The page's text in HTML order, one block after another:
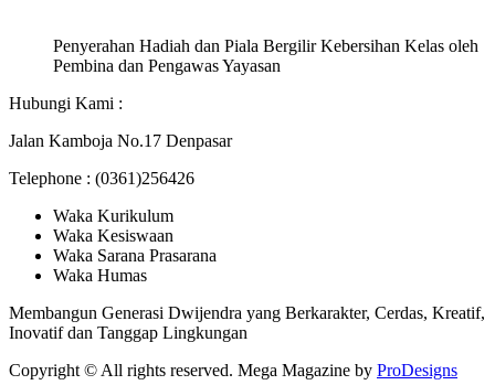
Penyerahan Hadiah dan Piala Bergilir Kebersihan Kelas oleh
Pembina dan Pengawas Yayasan
Hubungi Kami :
Jalan Kamboja No.17 Denpasar
Telephone : (0361)256426
Waka Kurikulum
Waka Kesiswaan
Waka Sarana Prasarana
Waka Humas
Membangun Generasi Dwijendra yang Berkarakter, Cerdas, Kreatif,
Inovatif dan Tanggap Lingkungan
Copyright © All rights reserved. Mega Magazine by ProDesigns